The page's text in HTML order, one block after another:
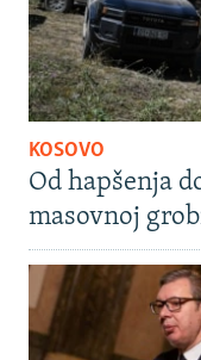
KOSOVO
Od hapšenja
masovnoj